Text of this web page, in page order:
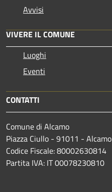
Avvisi
VIVERE IL COMUNE
Luoghi
Eventi
CONTATTI
Comune di Alcamo
Piazza Ciullo - 91011 - Alcamo
Codice Fiscale: 80002630814
Partita IVA: IT 00078230810